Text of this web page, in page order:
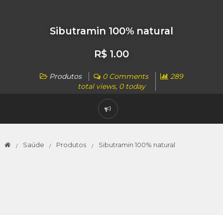
Sibutramin 100% natural
R$ 1.00
Produtos 0 Comments
289
total views, 0 today
Saúde Produtos Sibutramin 100% natural